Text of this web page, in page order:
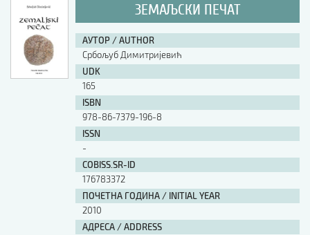
ЗЕМАЉСКИ ПЕЧАТ
АУТОР / AUTHOR
Србољуб Димитријевић
UDK
165
ISBN
978-86-7379-196-8
ISSN
-
COBISS.SR-ID
176783372
ПОЧЕТНА ГОДИНА / INITIAL YEAR
2010
АДРЕСА / ADDRESS